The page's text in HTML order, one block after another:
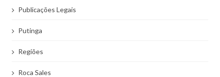
Publicações Legais
Putinga
Regiões
Roca Sales